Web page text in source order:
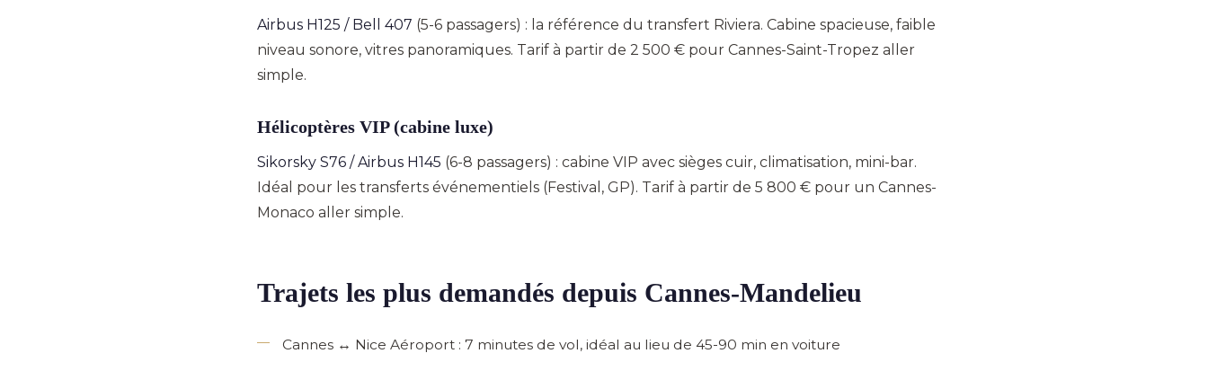
Airbus H125 / Bell 407 (5-6 passagers) : la référence du transfert Riviera. Cabine spacieuse, faible
niveau sonore, vitres panoramiques. Tarif à partir de 2 500 € pour Cannes-Saint-Tropez aller
simple.
Hélicoptères VIP (cabine luxe)
Sikorsky S76 / Airbus H145 (6-8 passagers) : cabine VIP avec sièges cuir, climatisation, mini-bar.
Idéal pour les transferts événementiels (Festival, GP). Tarif à partir de 5 800 € pour un Cannes-
Monaco aller simple.
Trajets les plus demandés depuis Cannes-Mandelieu
Cannes ↔ Nice Aéroport : 7 minutes de vol, idéal au lieu de 45-90 min en voiture